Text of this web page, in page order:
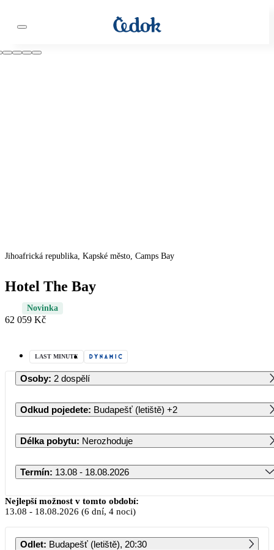
Jihoafrická republika, Kapské město, Camps Bay
Hotel The Bay
Novinka
62 059 Kč
LAST MINUTE
Osoby: 2 dospělí
Odkud pojedete: Budapešť (letiště) +2
Délka pobytu: Nerozhoduje
Termín: 13.08 - 18.08.2026
Srpen 2026
PO ÚT ST ČT PÁ SO NE
Nejlepší možnost v tomto období:
13.08 - 18.08.2026 (6 dní, 4 noci)
Odlet: Budapešť (letiště), 20:30